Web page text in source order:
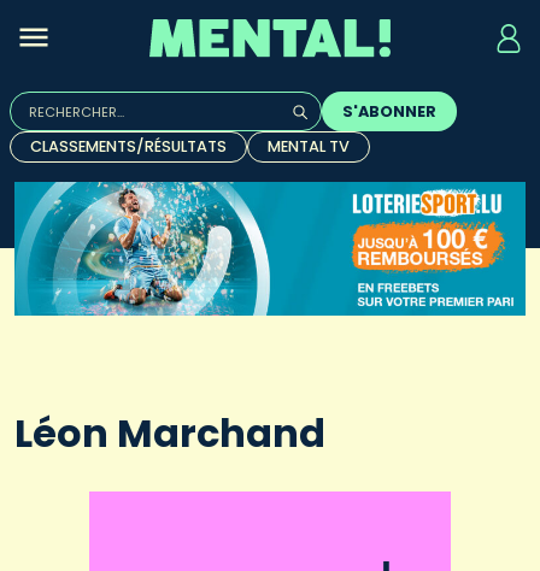
Rechercher :
Quand les résultats de l'auto-complétion sont
S'ABONNER
CLASSEMENTS/RÉSULTATS
MENTAL TV
Léon Marchand